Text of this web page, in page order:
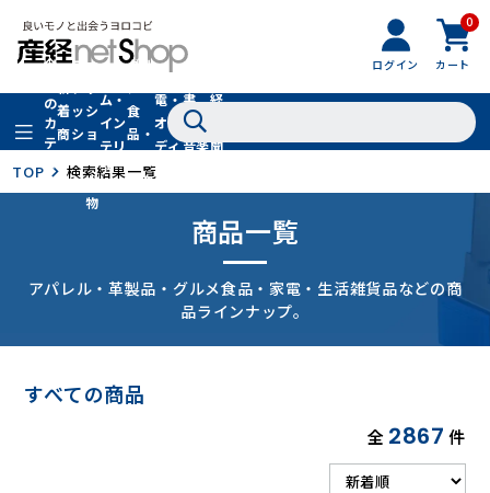
ログイン
0
カート
全
の
カ
テ
リ
着
商
品
フ
ッ
シ
ョ
ン
フ
ァ
シ
ョ
ン
小
物
ム・
イン
テリ
ア
グル
食
品・
ドリ
ンク
家
電・
オー
ディ
オ
書
籍・
音楽
経
聞
TOP 検索結果一覧
商品一覧
アパレル・革製品・グルメ食品・家電・生活雑貨品などの商
品ラインナップ。
すべての商品
全 2867 件